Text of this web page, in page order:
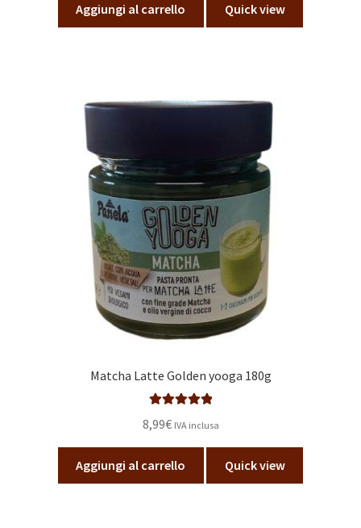
Aggiungi al carrello Quick view
Matcha Latte Golden yooga 180g
8,99€ IVA inclusa
Aggiungi al carrello Quick view